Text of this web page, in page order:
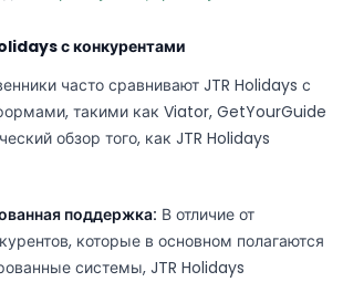
с конкурентами
часто сравнивают JTR Holidays с
такими как Viator, GetYourGuide
обзор того, как JTR Holidays
поддержка: В отличие от
которые в основном полагаются
системы, JTR Holidays